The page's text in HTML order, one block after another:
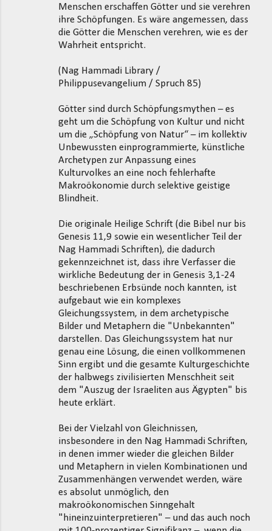
Menschen erschaffen Götter und sie verehren
ihre Schöpfungen. Es wäre angemessen, dass
die Götter die Menschen verehren, wie es der
Wahrheit entspricht.
(Nag Hammadi Library /
Philippusevangelium / Spruch 85)
Götter sind durch Schöpfungsmythen – es
geht um die Schöpfung von Kultur und nicht
um die „Schöpfung von Natur“ – im kollektiv
Unbewussten einprogrammierte, künstliche
Archetypen zur Anpassung eines
Kulturvolkes an eine noch fehlerhafte
Makroökonomie durch selektive geistige
Blindheit.
Die originale Heilige Schrift (die Bibel nur bis
Genesis 11,9 sowie ein wesentlicher Teil der
Nag Hammadi Schriften), die dadurch
gekennzeichnet ist, dass ihre Verfasser die
wirkliche Bedeutung der in Genesis 3,1-24
beschriebenen Erbsünde noch kannten, ist
aufgebaut wie ein komplexes
Gleichungssystem, in dem archetypische
Bilder und Metaphern die "Unbekannten"
darstellen. Das Gleichungssystem hat nur
genau eine Lösung, die einen vollkommenen
Sinn ergibt und die gesamte Kulturgeschichte
der halbwegs zivilisierten Menschheit seit
dem "Auszug der Israeliten aus Ägypten" bis
heute erklärt.
Bei der Vielzahl von Gleichnissen,
insbesondere in den Nag Hammadi Schriften,
in denen immer wieder die gleichen Bilder
und Metaphern in vielen Kombinationen und
Zusammenhängen verwendet werden, wäre
es absolut unmöglich, den
makroökonomischen Sinngehalt
"hineinzuinterpretieren" – und das auch noch